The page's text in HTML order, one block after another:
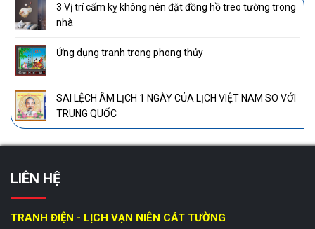
3 Vị trí cấm kỵ không nên đặt đồng hồ treo tường trong
nhà
Ứng dụng tranh trong phong thủy
SAI LỆCH ÂM LỊCH 1 NGÀY CỦA LỊCH VIỆT NAM SO VỚI
TRUNG QUỐC
LIÊN HỆ
TRANH ĐIỆN - LỊCH VẠN NIÊN CÁT TƯỜNG